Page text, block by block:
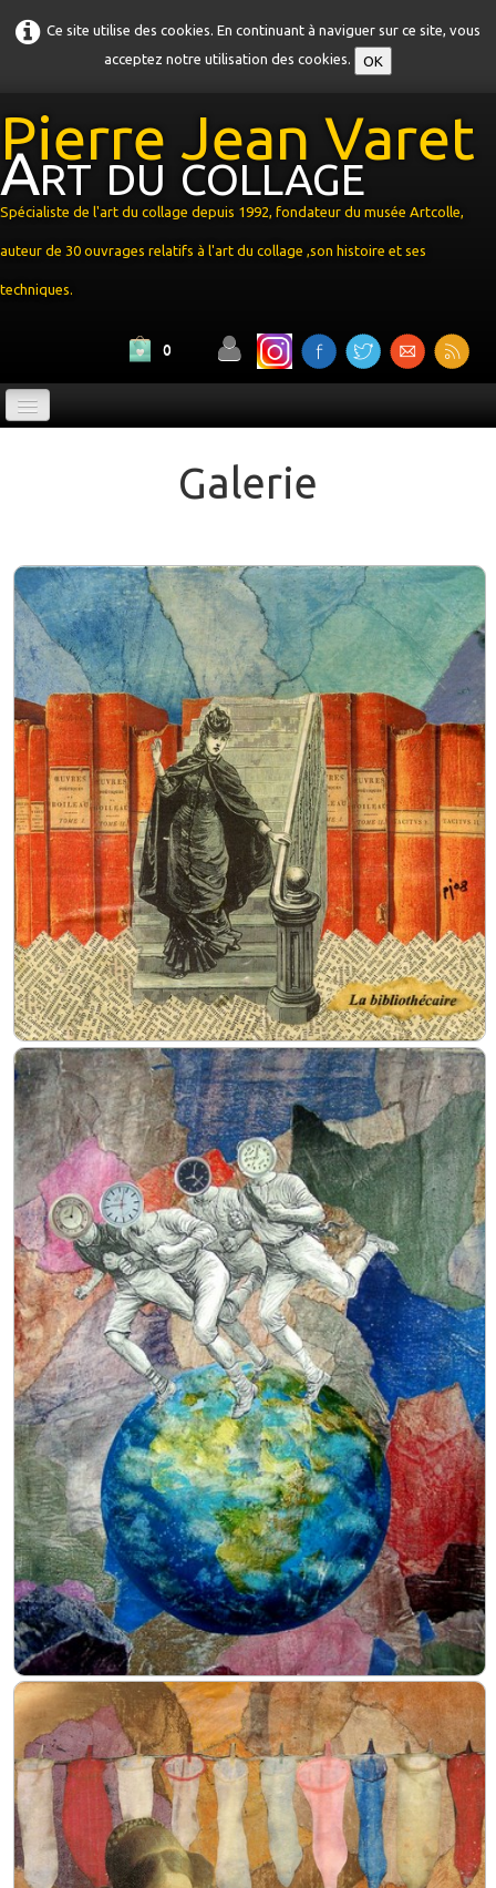
Ce site utilise des cookies. En continuant à naviguer sur ce site, vous
acceptez notre utilisation des cookies.
OK
Pierre Jean Varet
Art du collage
Spécialiste de l'art du collage depuis 1992, fondateur du musée Artcolle,
auteur de 30 ouvrages relatifs à l'art du collage ,son histoire et ses
techniques.
0
Cours ▼
Livres & Ebook▼
Encyclopédie
Musée Artcolle▼
Actualités
Contact
Plémet
Galerie